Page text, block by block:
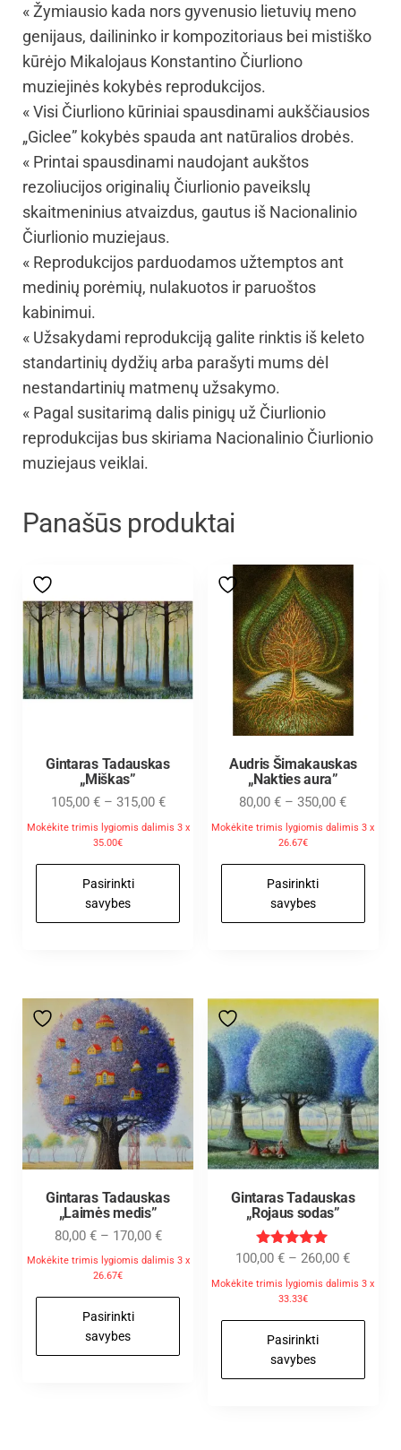
« Žymiausio kada nors gyvenusio lietuvių meno
genijaus, dailininko ir kompozitoriaus bei mistiško
kūrėjo Mikalojaus Konstantino Čiurliono
muziejinės kokybės reprodukcijos.
« Visi Čiurliono kūriniai spausdinami aukščiausios
„Giclee” kokybės spauda ant natūralios drobės.
« Printai spausdinami naudojant aukštos
rezoliucijos originalių Čiurlionio paveikslų
skaitmeninius atvaizdus, gautus iš Nacionalinio
Čiurlionio muziejaus.
« Reprodukcijos parduodamos užtemptos ant
medinių porėmių, nulakuotos ir paruoštos
kabinimui.
« Užsakydami reprodukciją galite rinktis iš keleto
standartinių dydžių arba parašyti mums dėl
nestandartinių matmenų užsakymo.
« Pagal susitarimą dalis pinigų už Čiurlionio
reprodukcijas bus skiriama Nacionalinio Čiurlionio
muziejaus veiklai.
Panašūs produktai
Gintaras Tadauskas
„Miškas”
105,00 € – 315,00 €
Mokėkite trimis lygiomis dalimis 3 x
35.00€
Pasirinkti
savybes
Audris Šimakauskas
„Nakties aura”
80,00€ – 350,00€
Mokėkite trimis lygiomis dalimis 3 x
26.67€
Pasirinkti
savybes
Gintaras Tadauskas
„Laimės medis”
80,00 € – 170,00 €
Mokėkite trimis lygiomis dalimis 3 x
26.67€
Pasirinkti
savybes
Gintaras Tadauskas
„Rojaus sodas”
Įvertinimas
5.00
iš 5
100,00€ – 260,00€
Mokėkite trimis lygiomis dalimis 3 x
33.33€
Pasirinkti
savybes